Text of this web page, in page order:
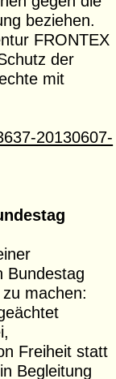
beziehen.
FRONTEX
der
mit
20130607-
Bundestag
machen:
Freiheit statt
Begleitung